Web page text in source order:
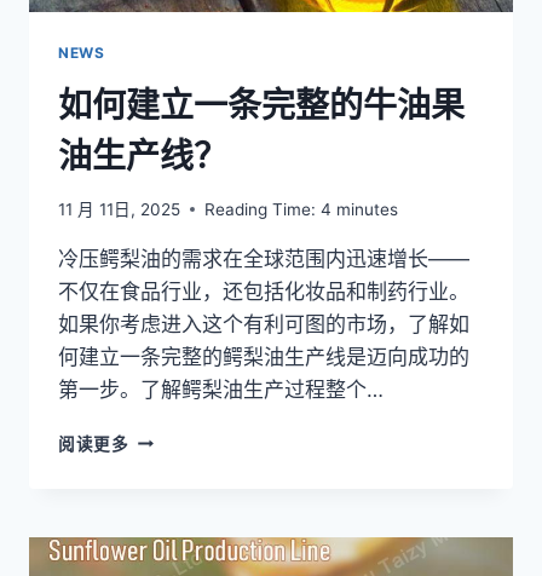
NEWS
如何建立一条完整的牛油果
油生产线？
11 月 11日, 2025 Reading Time: 4 minutes
冷压鳄梨油的需求在全球范围内迅速增长——
不仅在食品行业，还包括化妆品和制药行业。
如果你考虑进入这个有利可图的市场，了解如
何建立一条完整的鳄梨油生产线是迈向成功的
第一步。了解鳄梨油生产过程整个…
阅读更多 如
一
条